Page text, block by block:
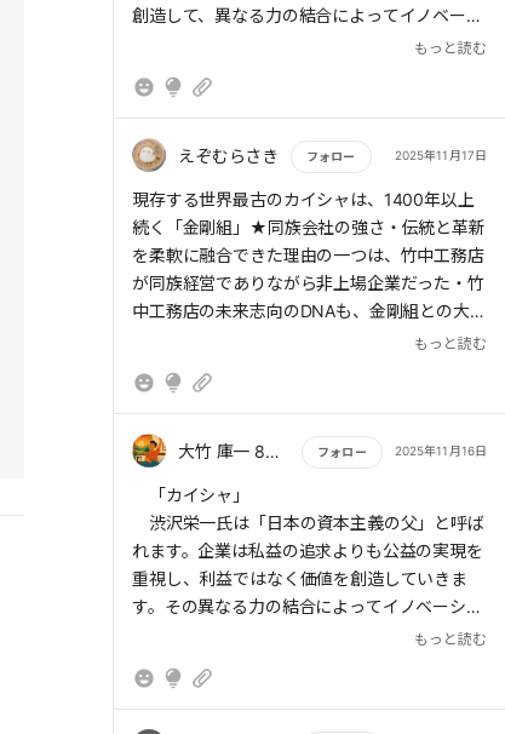
> 日本はこの「異結合」を得意としてきた。か
米の手法を取り込みながら、それらを日本の伝
き上げてきたのである。
創造して、異なる力の結合によってイノベーシ
> その根幹を支えるのが、人財と資金だ。資金
み出す主体であると、渋沢は強調した。ヒトを
の点で根本的に異なる。
もっと読む
えぞむらさき フォロー 2025年11月17日
もっと読む
現存する世界最古のカイシャは、1400年以上
続く「金剛組」★同族会社の強さ・伝統と革新
を柔軟に融合できた理由の一つは、竹中工務店
が同族経営でありながら非上場企業だった・竹
中工務店の未来志向のDNAも、金剛組との大き
な違いであり、これこそ3つ目の教訓★日本最
義★資金は価値創造の燃料であり、人財こそが
★何かを実現したいという企て(エンタープラ
の両輪が揃ってこそ、カイシャは成り立つ★
「パーパス(カイシャの存在意義)とは何か」
→「アンビション(Ambition)」、すなわち「野
心」★「Aspiration」「Inspiration」★カイシ
ャの未来を問う3つの視点★Aspirationがどれ
ほど共感力を高め広げられるか★パーパスが、
持続的に利益を生み出すことができるか★エン
に、果たして「カイシャ」という装置が本当に
もっと読む
大竹 庫一 860×Kura フォロー 2025年11月16日
もっと読む
「カイシャ」
渋沢栄一氏は「日本の資本主義の父」と呼ば
れます。企業は私益の追求よりも公益の実現を
重視し、利益ではなく価値を創造していきま
す。その異なる力の結合によってイノベーショ
現存する世界最古のカイシャは、1400年以
もっと読む